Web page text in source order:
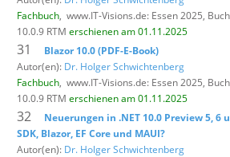
Fachbuch, www.IT-Visions.de: Essen 2025,
10.0.9 RTM erschienen am 01.11.2025
31
Blazor 10.0 (PDF-E-Book)
Autor(en): Dr. Holger Schwichtenberg
Fachbuch, www.IT-Visions.de: Essen 2025,
10.0.9 RTM erschienen am 01.11.2025
32
Neuerungen in .NET 10.0 Preview 5, 6
SDK, Blazor, EF Core und MAUI?
Autor(en): Dr. Holger Schwichtenberg